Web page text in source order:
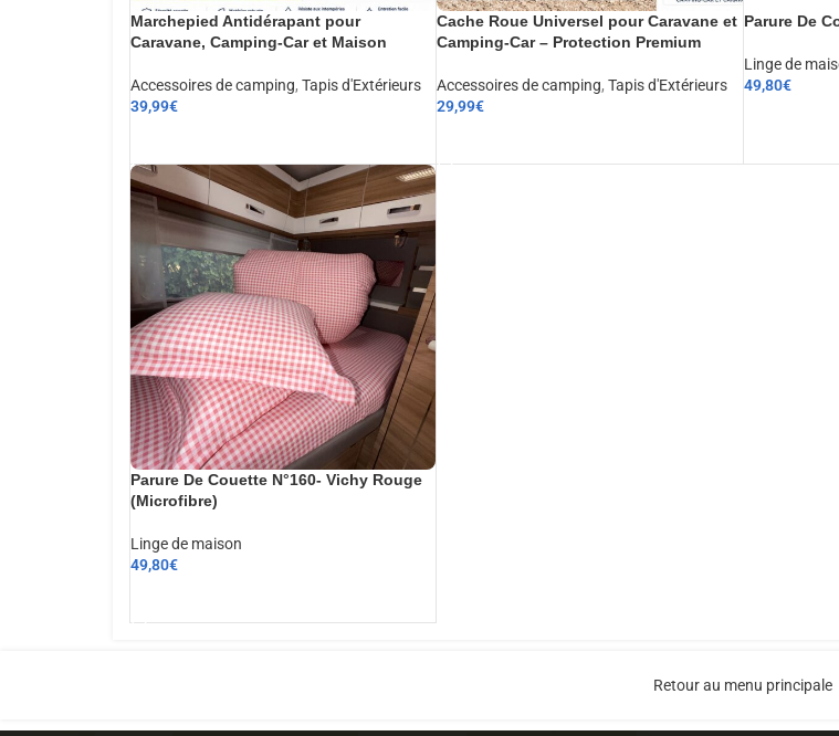
Marchepied Antidérapant pour
Caravane, Camping-Car et Maison
Accessoires de camping, Tapis d'Extérieurs
39,99€
Cache Roue Universel pour Caravane et
Camping-Car – Protection Premium
Accessoires de camping, Tapis d'Extérieurs
29,99€
Parure De
Linge de
49,80€
Parure De Couette N°160- Vichy Rouge
(Microfibre)
Linge de maison
49,80€
Retour au menu principale